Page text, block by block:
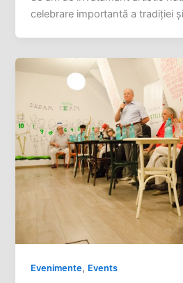
celebrare importantă a tradiției
Evenimente, Events